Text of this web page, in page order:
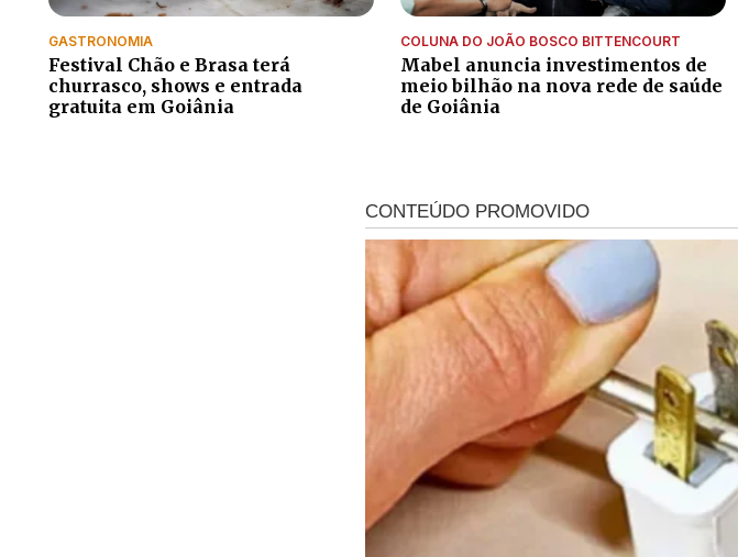
GASTRONOMIA
Festival Chão e Brasa terá
churrasco, shows e entrada
gratuita em Goiânia
COLUNA DO JOÃO BOSCO BITTENCOURT
Mabel anuncia investimentos de
meio bilhão na nova rede de saúde
de Goiânia